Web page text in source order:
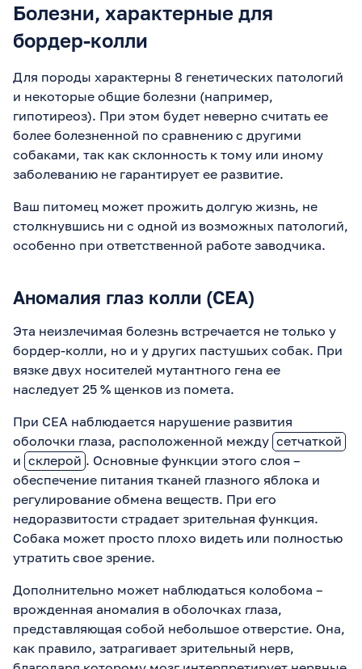
Болезни, характерные для
бордер-колли
Для породы характерны 8 генетических патологий
и некоторые общие болезни (например,
гипотиреоз). При этом будет неверно считать ее
более болезненной по сравнению с другими
собаками, так как склонность к тому или иному
заболеванию не гарантирует ее развитие.
Ваш питомец может прожить долгую жизнь, не
столкнувшись ни с одной из возможных патологий,
особенно при ответственной работе заводчика.
Аномалия глаз колли (CEA)
Эта неизлечимая болезнь встречается не только у
бордер-колли, но и у других пастушьих собак. При
вязке двух носителей мутантного гена ее
наследует 25 % щенков из помета.
При CEA наблюдается нарушение развития
оболочки глаза, расположенной между сетчаткой
и склерой . Основные функции этого слоя –
обеспечение питания тканей глазного яблока и
регулирование обмена веществ. При его
недоразвитости страдает зрительная функция.
Собака может просто плохо видеть или полностью
утратить свое зрение.
Дополнительно может наблюдаться колобома –
врожденная аномалия в оболочках глаза,
представляющая собой небольшое отверстие. Она,
как правило, затрагивает зрительный нерв,